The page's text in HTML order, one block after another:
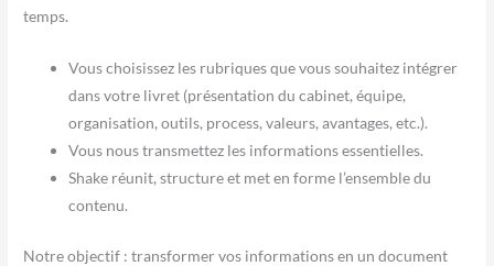
temps.
Vous choisissez les rubriques que vous souhaitez intégrer
dans votre livret (présentation du cabinet, équipe,
organisation, outils, process, valeurs, avantages, etc.).
Vous nous transmettez les informations essentielles.
Shake réunit, structure et met en forme l’ensemble du
contenu.
Notre objectif : transformer vos informations en un document